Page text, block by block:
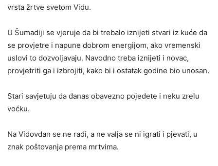
vrsta žrtve svetom Vidu.
U Šumadiji se vjeruje da bi trebalo iznijeti stvari iz kuće da
se provjetre i napune dobrom energijom, ako vremenski
uslovi to dozvoljavaju. Navodno treba iznijeti i novac,
provjetriti ga i izbrojiti, kako bi i ostatak godine bio unosan.
Stari savjetuju da danas obavezno pojedete i neku zrelu
voćku.
Na Vidovdan se ne radi, a ne valja se ni igrati i pjevati, u
znak poštovanja prema mrtvima.